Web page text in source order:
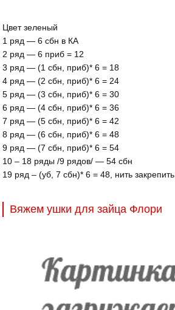
Цвет зеленый
1 ряд — 6 сбн в КА
2 ряд — 6 приб = 12
3 ряд — (1 сбн, приб)* 6 = 18
4 ряд — (2 сбн, приб)* 6 = 24
5 ряд — (3 сбн, приб)* 6 = 30
6 ряд — (4 сбн, приб)* 6 = 36
7 ряд — (5 сбн, приб)* 6 = 42
8 ряд — (6 сбн, приб)* 6 = 48
9 ряд — (7 сбн, приб)* 6 = 54
10 – 18 ряды /9 рядов/ — 54 сбн
19 ряд – (уб, 7 сбн)* 6 = 48, нить закрепить.
Вяжем ушки для зайца Флори